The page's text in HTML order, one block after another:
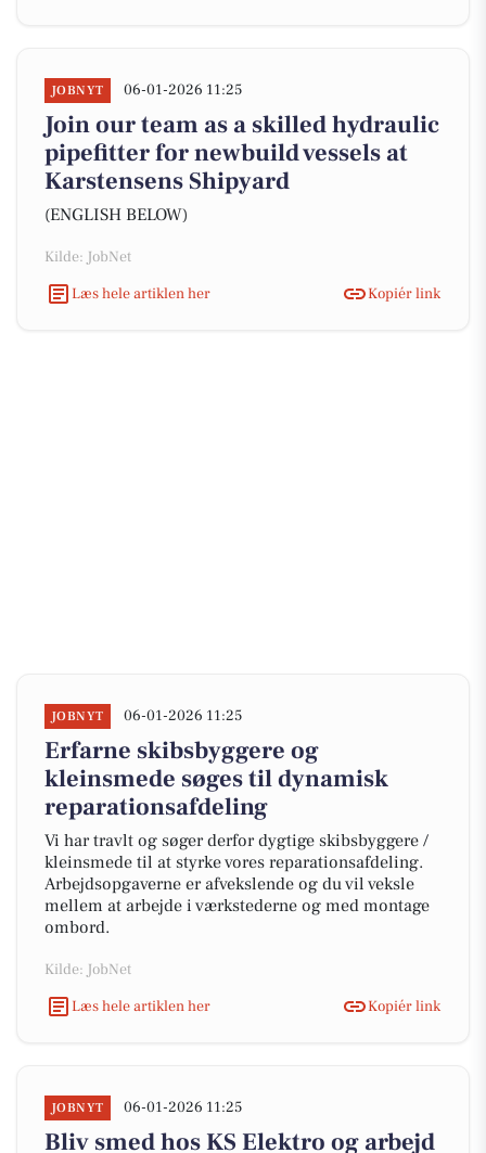
JOBNYT 06-01-2026 11:25
Join our team as a skilled hydraulic
pipefitter for newbuild vessels at
Karstensens Shipyard
(ENGLISH BELOW)
Kilde: JobNet
Læs hele artiklen her
Kopiér link
JOBNYT 06-01-2026 11:25
Erfarne skibsbyggere og
kleinsmede søges til dynamisk
reparationsafdeling
Vi har travlt og søger derfor dygtige skibsbyggere /
kleinsmede til at styrke vores reparationsafdeling.
Arbejdsopgaverne er afvekslende og du vil veksle
mellem at arbejde i værkstederne og med montage
ombord.
Kilde: JobNet
Læs hele artiklen her
Kopiér link
JOBNYT 06-01-2026 11:25
Bliv smed hos KS Elektro og arbejd